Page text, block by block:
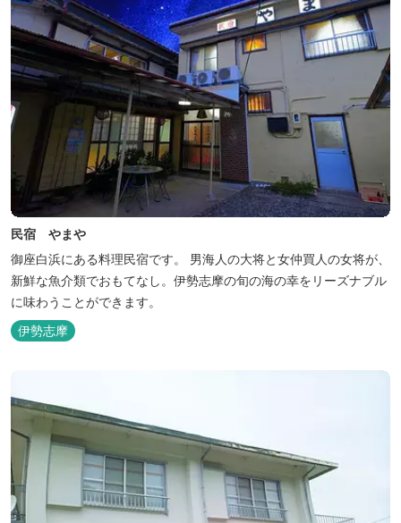
民宿 やまや
御座白浜にある料理民宿です。 男海人の大将と女仲買人の女将が、
新鮮な魚介類でおもてなし。伊勢志摩の旬の海の幸をリーズナブル
に味わうことができます。
伊勢志摩